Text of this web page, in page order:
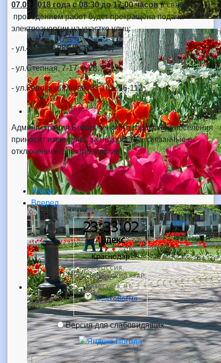
07.09.2018 годас 08:30 до 17:00 часовв связи с
проведением работ будет прекращена подача
электроэнергии на участке улиц:
- ул.40 лет ВЛКСМ, 134-200;
- ул.Степная, 7-17, 8-28;
- ул.Революционная, 83-105, 56-112
Администрация Белореченского городского поселения
приносит извинения, за неудобства, связанные с
отключением электроэнергии!
Назад
Вперед
Версия для слабовидящих